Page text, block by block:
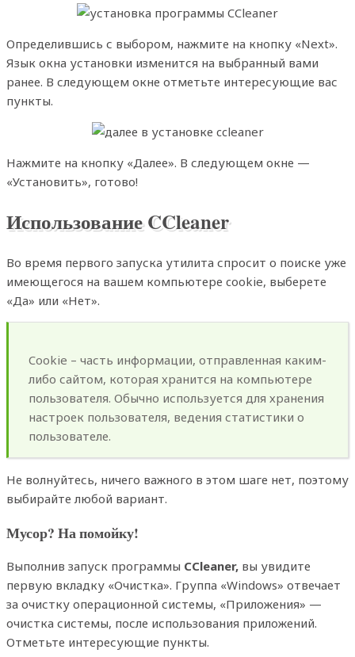
Определившись с выбором, нажмите на кнопку «Next».
Язык окна установки изменится на выбранный вами
ранее. В следующем окне отметьте интересующие вас
пункты.
Нажмите на кнопку «Далее». В следующем окне —
«Установить», готово!
ИспользованиеCCleaner
Во время первого запуска утилита спросит о поиске уже
имеющегося на вашем компьютере cookie, выберете
«Да» или «Нет».
Cookie – часть информации, отправленная каким-
либо сайтом, которая хранится на компьютере
пользователя. Обычно используется для хранения
настроек пользователя, ведения статистики о
пользователе.
Не волнуйтесь, ничего важного в этом шаге нет, поэтому
выбирайте любой вариант.
Мусор? На помойку!
Выполнив запуск программы CCleaner, вы увидите
первую вкладку «Очистка». Группа «Windows» отвечает
за очистку операционной системы, «Приложения» —
очистка системы, после использования приложений.
Отметьте интересующие пункты.